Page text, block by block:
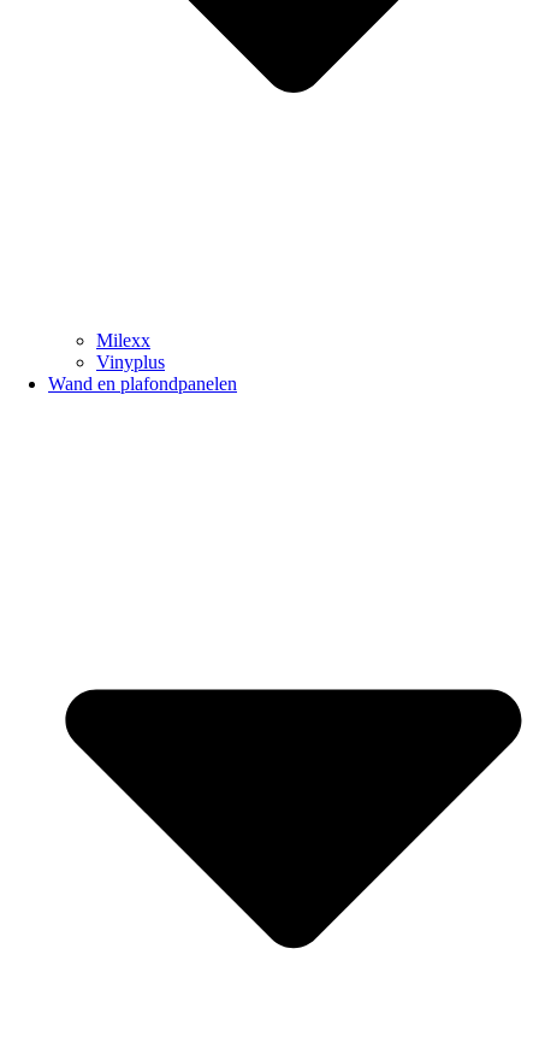
Milexx
Vinyplus
Wand en plafondpanelen